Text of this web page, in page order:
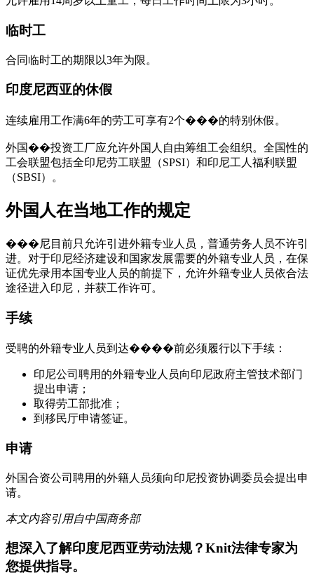
临时工
合同临时工的期限以3年为限。
印度尼西亚的休假
连续雇用工作满6年的劳工可享有2个���的特别休假。
外国��投资工厂应允许外国人自由筹组工会组织。全国性的
工会联盟包括全印尼劳工联盟（SPSI）和印尼工人福利联盟
（SBSI）。
外国人在当地工作的规定
���尼目前只允许引进外籍专业人员，普通劳务人员不许引
进。对于印尼经济建设和国家发展需要的外籍专业人员，在保
证优先录用本国专业人员的前提下，允许外籍专业人员依合法
途径进入印尼，并获工作许可。
手续
受聘的外籍专业人员到达����前必须履行以下手续：
印尼公司聘用的外籍专业人员向印尼政府主管技术部门
提出申请；
取得劳工部批准；
到移民厅申请签证。
申请
外国合资公司聘用的外籍人员须向印尼投资协调委员会提出申
请。
本文内容引用自中国商务部
想深入了解印度尼西亚劳动法规？Knit法律专家为
您提供指导。